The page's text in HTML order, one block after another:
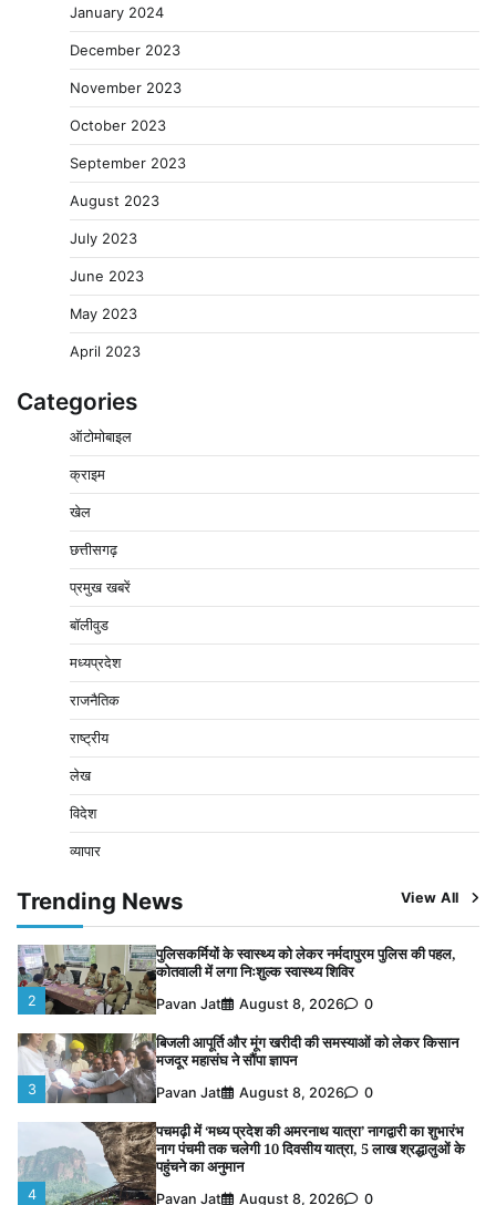
January 2024
December 2023
November 2023
October 2023
September 2023
August 2023
July 2023
June 2023
May 2023
April 2023
Categories
ऑटोमोबाइल
क्राइम
खेल
छत्तीसगढ़
प्रमुख खबरें
बॉलीवुड
मध्यप्रदेश
राजनैतिक
राष्ट्रीय
लेख
विदेश
व्यापार
Trending News View All
कोतवाली में लगा निःशुल्क स्वास्थ्य शिविर
Pavan Jat August 8, 2026 0
पचमढ़ी में ‘मध्य प्रदेश की अमरनाथ यात्रा’ नागद्वारी का शुभारंभ
पहुंचने का अनुमान
Pavan Jat August 8, 2026 0
विशेष प्रवर्तन अभियान में नर्मदापुरम पुलिस की लगातार सख्ती
1 Pavan Jat
2
पुलिसकर्मियों के स्वास्थ्य को लेकर नर्मदापुरम पुलिस की पहल,
कोतवाली में लगा निःशुल्क स्वास्थ्य शिविर
Pavan Jat August 8, 2026 0
3
बिजली आपूर्ति और मूंग खरीदी की समस्याओं को लेकर किसान
मजदूर महासंघ ने सौंपा ज्ञापन
Pavan Jat August 8, 2026 0
4
पचमढ़ी में ‘मध्य प्रदेश की अमरनाथ यात्रा’ नागद्वारी का शुभारंभ
नाग पंचमी तक चलेगी 10 दिवसीय यात्रा, 5 लाख श्रद्धालुओं के
पहुंचने का अनुमान
Pavan Jat August 8, 2026 0